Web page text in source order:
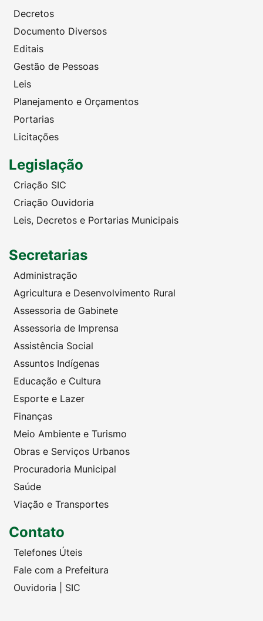
Decretos
Documento Diversos
Editais
Gestão de Pessoas
Leis
Planejamento e Orçamentos
Portarias
Licitações
Legislação
Criação SIC
Criação Ouvidoria
Leis, Decretos e Portarias Municipais
Secretarias
Administração
Agricultura e Desenvolvimento Rural
Assessoria de Gabinete
Assessoria de Imprensa
Assistência Social
Assuntos Indígenas
Educação e Cultura
Esporte e Lazer
Finanças
Meio Ambiente e Turismo
Obras e Serviços Urbanos
Procuradoria Municipal
Saúde
Viação e Transportes
Contato
Telefones Úteis
Fale com a Prefeitura
Ouvidoria | SIC